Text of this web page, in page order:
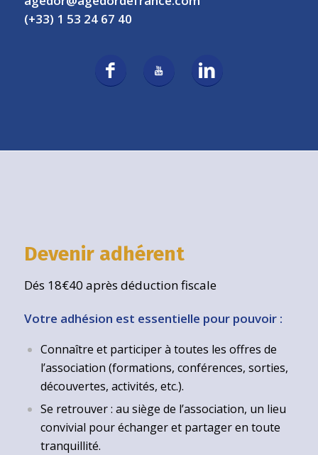
(+33) 1 53 24 67 40
Devenir adhérent
Dés 18€40 après déduction fiscale
Votre adhésion est essentielle pour pouvoir :
Connaître et participer à toutes les offres de
l’association (formations, conférences, sorties,
découvertes, activités, etc.).
Se retrouver : au siège de l’association, un lieu
convivial pour échanger et partager en toute
tranquillité.